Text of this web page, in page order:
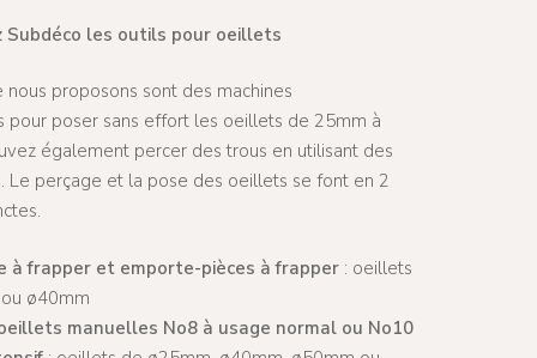
Subdéco les outils pour oeillets
nous proposons sont des machines
pour poser sans effort les oeillets de 25mm à
également percer des trous en utilisant des
Le perçage et la pose des oeillets se font en 2
à frapper et emporte-pièces à frapper : oeillets
ø40mm
manuelles No8 à usage normal ou No10